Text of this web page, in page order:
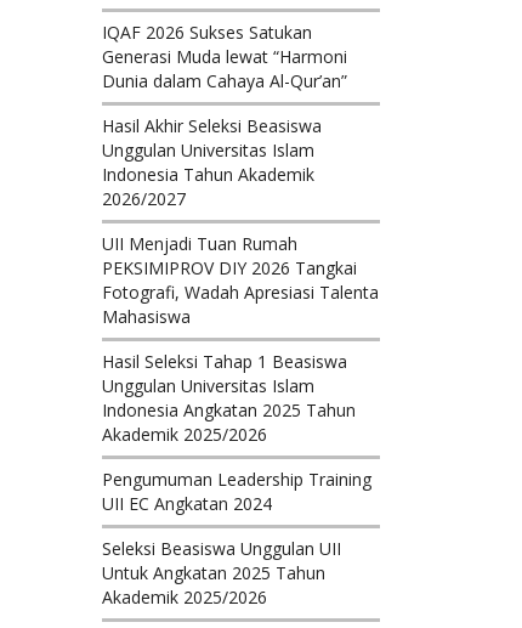
IQAF 2026 Sukses Satukan
Generasi Muda lewat “Harmoni
Dunia dalam Cahaya Al-Qur’an”
Hasil Akhir Seleksi Beasiswa
Unggulan Universitas Islam
Indonesia Tahun Akademik
2026/2027
UII Menjadi Tuan Rumah
PEKSIMIPROV DIY 2026 Tangkai
Fotografi, Wadah Apresiasi Talenta
Mahasiswa
Hasil Seleksi Tahap 1 Beasiswa
Unggulan Universitas Islam
Indonesia Angkatan 2025 Tahun
Akademik 2025/2026
Pengumuman Leadership Training
UII EC Angkatan 2024
Seleksi Beasiswa Unggulan UII
Untuk Angkatan 2025 Tahun
Akademik 2025/2026